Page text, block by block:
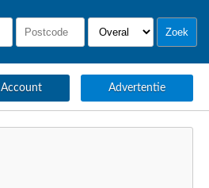
Account Advertentie